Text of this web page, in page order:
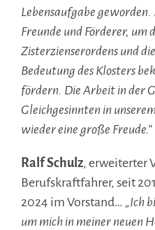
Lebensaufgabe
Freunde und Förderer, um
Zisterzienserordens und
Bedeutung des Klosters
fördern. Die Arbeit in der
Gleichgesinnten in
wieder eine große Freude.“
Ralf Schulz, erweiterter
Berufskraftfahrer, seit
2024 im Vorstand… „Ich
um mich in meiner neuen